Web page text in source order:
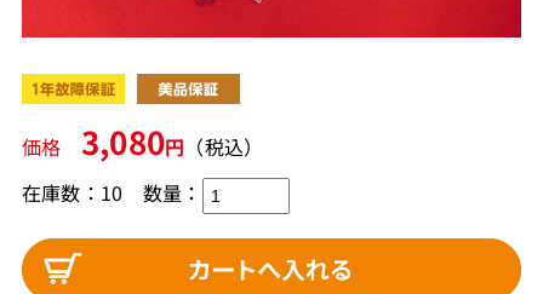
価格 3,080円 （税込）
在庫数：10 数量：